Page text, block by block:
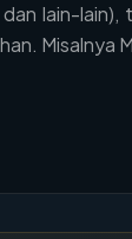
lain-
Misalnya